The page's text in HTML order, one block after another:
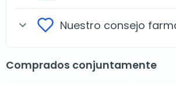
expand_more Nuestro consejo
Comprados conjuntamente